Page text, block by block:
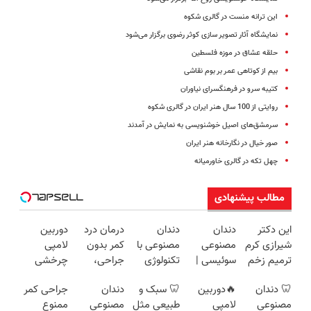
این ترانه منست در گالری شکوه
نمایشگاه آثار تصویر سازی کوثر رضوی برگزار می‌شود
حلقه عشاق در موزه فلسطین
بیم از کوتاهی عمر بر بوم نقاشی
کتیبه سرو در فرهنگسرای نیاوران
روایتی از 100 سال هنر ایران در گالری شکوه
سرمشق‌های اصیل خوشنویسی به نمایش در آمدند
صور خیال در نگارخانه هنر ایران
چهل تکه در گالری خاورمیانه
مطالب پیشنهادی
این دکتر
شیرازی کرم
ترمیم زخم
ساخت!!!
دندان
مصنوعی
سوئیسی |
مقاوم،
طبیعی!
دندان
مصنوعی با
تکنولوژی
سوئیسی
🇨🇭
درمان درد
کمر بدون
جراحی،
پرسش‌نامه
رو پر کن ▶
دوربین
لامپی
چرخشی
فقط امروز
حراج شد🔥
🦷 دندان
مصنوعی
🔥دوربین
لامپی
🦷 سبک و
طبیعی مثل
دندان
مصنوعی
جراحی کمر
ممنوع